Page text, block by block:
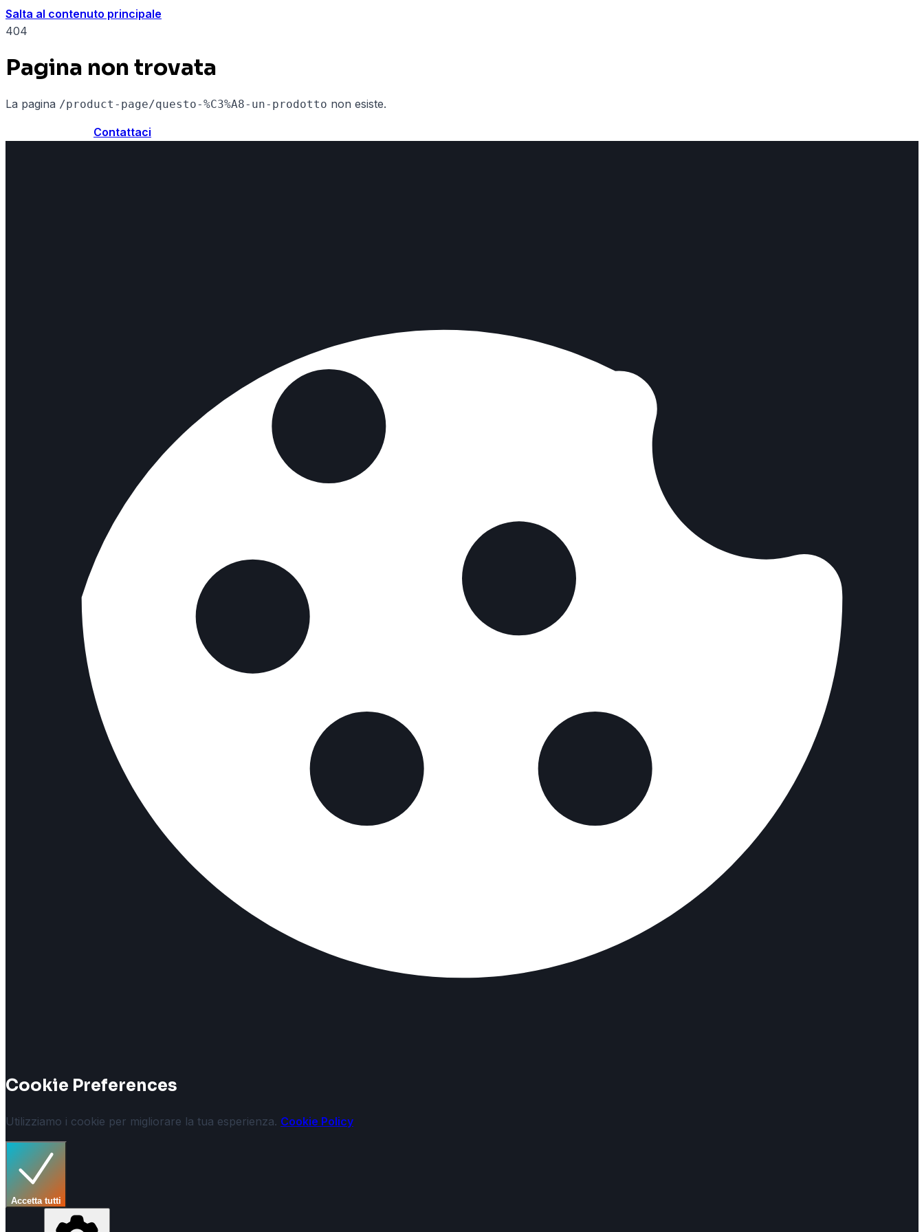
Salta al contenuto principale
404
Pagina non trovata
La pagina /product-page/questo-%C3%A8-un-prodotto non esiste.
Contattaci
Cookie Preferences
Utilizziamo i cookie per migliorare la tua esperienza. Cookie Policy
Accetta tutti